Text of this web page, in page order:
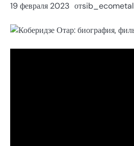
19 февраля 2023 отsib_ecometal